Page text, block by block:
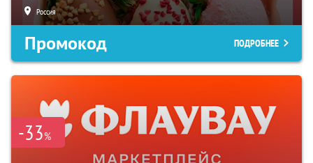
Россия
Промокод ПОДРОБНЕЕ
-33%